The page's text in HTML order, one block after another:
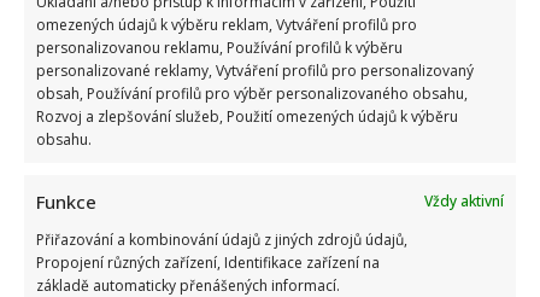
omezených údajů k výběru reklam, Vytváření profilů pro
personalizovanou reklamu, Používání profilů k výběru
personalizované reklamy, Vytváření profilů pro personalizovaný
obsah, Používání profilů pro výběr personalizovaného obsahu,
Rozvoj a zlepšování služeb, Použití omezených údajů k výběru
obsahu.
Funkce
Vždy aktivní
Přiřazování a kombinování údajů z jiných zdrojů údajů,
Propojení různých zařízení, Identifikace zařízení na
základě automaticky přenášených informací.